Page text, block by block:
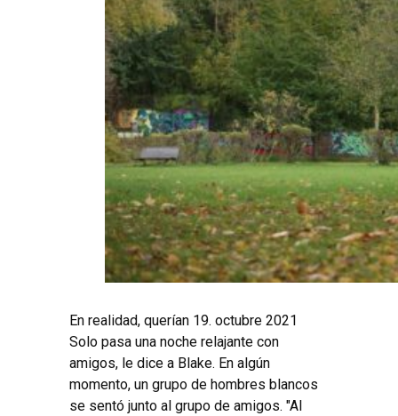
En realidad, querían 19. octubre 2021
Solo pasa una noche relajante con
amigos, le dice a Blake. En algún
momento, un grupo de hombres blancos
se sentó junto al grupo de amigos. "Al